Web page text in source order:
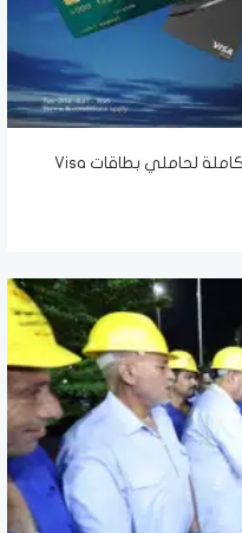
بنك قناة السويس يُقدم تجربة سفر مُتكاملة لحاملي بطاقات Visa